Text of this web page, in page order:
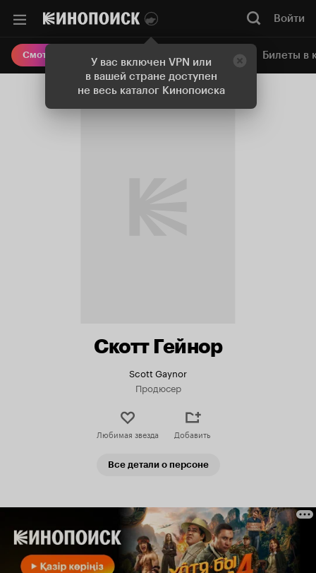
У вас включен VPN или
в вашей стране доступен
не весь каталог Кинопоиска
Войти
Смотреть кино Онлайн-кинотеатр Билеты в
Скотт Гейнор
Scott Gaynor
Продюсер
Любимая звезда Добавить
Все детали о персоне